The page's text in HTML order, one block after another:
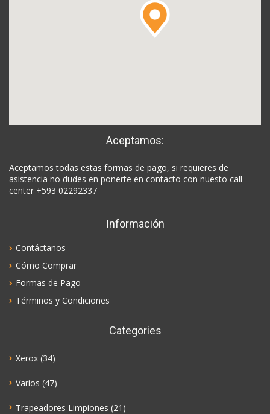
Aceptamos:
Aceptamos todas estas formas de pago, si requieres de
asistencia no dudes en ponerte en contacto con nuesto call
center +593 02292337
Información
Contáctanos
Cómo Comprar
Formas de Pago
Términos y Condiciones
Categories
Xerox (34)
Varios (47)
Trapeadores Limpiones (21)